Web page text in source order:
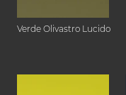
Verde Olivastro Lucido